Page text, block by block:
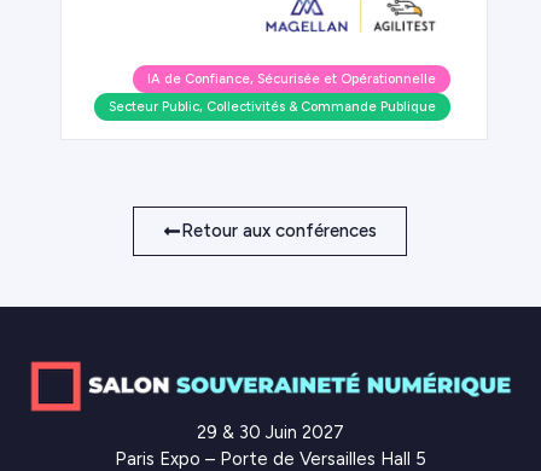
IA de Confiance, Sécurisée et Opérationnelle
Secteur Public, Collectivités & Commande Publique
Retour aux conférences
29 & 30 Juin 2027
Paris Expo – Porte de Versailles Hall 5